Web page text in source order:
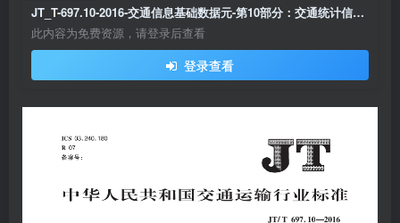
JT_T-697.10-2016-交通信息基础数据元-第10部分：交通统计信息基础数据元
此内容为免费资源，请登录后查看
登录查看